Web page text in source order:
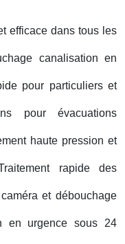
efficace dans tous les
canalisation en
pour particuliers et
pour évacuations
haute pression et
rapide des
et débouchage
en urgence sous 24